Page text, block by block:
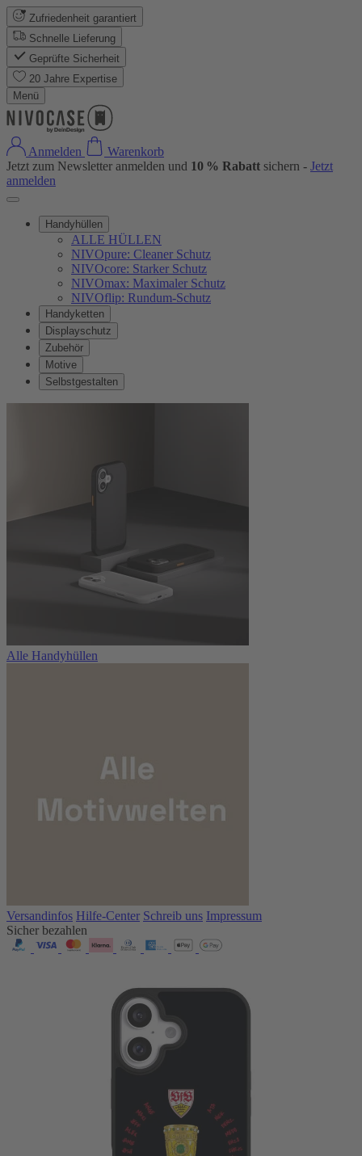
Zufriedenheit garantiert
Schnelle Lieferung
Geprüfte Sicherheit
20 Jahre Expertise
Menü
Anmelden
Warenkorb
Jetzt zum Newsletter anmelden und 10 % Rabatt sichern - Jetzt
anmelden
Handyhüllen
ALLE HÜLLEN
NIVOpure: Cleaner Schutz
NIVOcore: Starker Schutz
NIVOmax: Maximaler Schutz
NIVOflip: Rundum-Schutz
Handyketten
Displayschutz
Zubehör
Motive
Selbstgestalten
Alle Handyhüllen
Versandinfos Hilfe-Center Schreib uns Impressum
Sicher bezahlen